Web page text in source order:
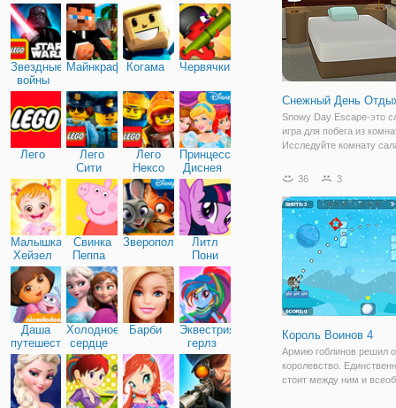
Звездные
войны
МайнкрафтКогама Червячки
Лего
Лего
Сити
Лего
Нексо
Найтс
Принцессы
Диснея
Малышка
Хейзел
Свинка
Пеппа
Зверополис
Литл
Пони
Дружба
Даша
путешественница
Холодное
сердце
Барби
Эквестрия
герлз
Снежный День
Snowy Day Escape-это
игра для побега из
Исследуйте комнату
найти подсказки о том,
игра побега из комнаты,
может
36 3
Король Воинов 4
Армию гоблинов решил
королевство.
стоит между ним и